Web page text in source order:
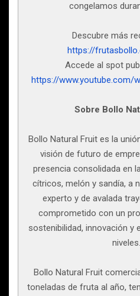
congelamos
Descubre más
https://
Accede al spot
https://www.youtube.com/
Sobre Bollo
Bollo Natural Fruit es la
visión de futuro de
presencia consolidada en
cítricos, melón y sandía, a
experto y de avalada
comprometido con un
sostenibilidad, innovación y
niveles.
Bollo Natural Fruit
toneladas de fruta al año,